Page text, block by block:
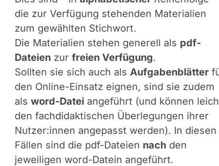
die zur Verfügung stehenden Materialien
zum gewählten Stichwort.
Die Materialien stehen generell als pdf-
Dateien zur freien Verfügung.
Sollten sie sich auch als Aufgabenblätter
den Online-Einsatz eignen, sind sie zudem
als word-Datei angeführt (und können
den fachdidaktischen Überlegungen ihrer
Nutzer:innen angepasst werden). In diesen
Fällen sind die pdf-Dateien nach den
jeweiligen word-Datein angeführt.